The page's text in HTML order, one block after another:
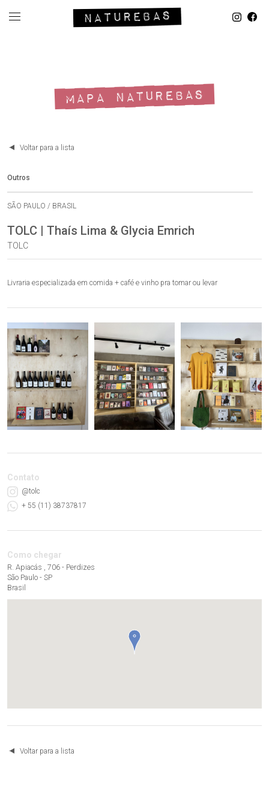
MAPA NATUREBAS
Voltar para a lista
Outros
SÃO PAULO / BRASIL
TOLC | Thaís Lima & Glycia Emrich
TOLC
Livraria especializada em comida + café e vinho pra tomar ou levar
Contato
@tolc
+ 55 (11) 38737817
Como chegar
R. Apiacás , 706 - Perdizes
São Paulo - SP
Brasil
Voltar para a lista